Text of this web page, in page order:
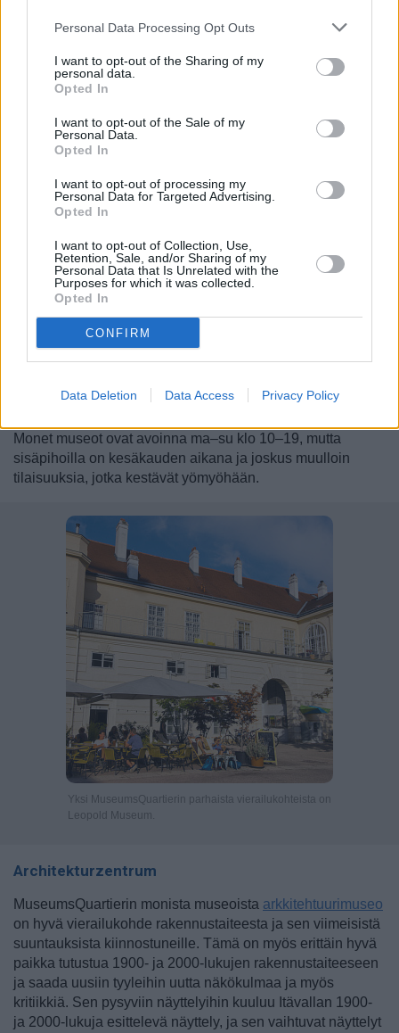
Personal Data Processing Opt Outs
I want to opt-out of the Sharing of my
personal data.
Opted In
I want to opt-out of the Sale of my
Personal Data.
Opted In
I want to opt-out of processing my
Personal Data for Targeted Advertising.
Opted In
I want to opt-out of Collection, Use,
Retention, Sale, and/or Sharing of my
Personal Data that Is Unrelated with the
Purposes for which it was collected.
Opted In
CONFIRM
Data Deletion Data Access Privacy Policy
MuseumsQuartierin monista museoista arkkitehtuurimuseo on hyvä
MuseumsQuartier
MuseumsQuartier[ kartalla] eli MQ onsisäpiha
, jolla
on kesäkauden aikana mukavaa tunnelmaa ja jossa
mihinkään sisään.
MuseumsQuartierin alueella on aina jotakin uutta, ja siellä
on ilmaisia vierailupaikkoja, kahviloita ja ulkonäyttelyitä, ja
siellä on myös tuoleja, joissa voi rentoutua.
MuseumsQuartier on erinomaisella paikalla, aivan kaikkein
tärkeimpien tienoiden vieressä, ja sen vierestä kulkee
kaupungin suurin ostoskatu ja sen vierestä kulkevat
joukkoliikennevälineet kaikkialle kaupunkiin.
Monet museot ovat avoinna ma–su klo 10–19, mutta
sisäpihoilla on kesäkauden aikana ja joskus muulloin
tilaisuuksia, jotka kestävät yömyöhään.
Yksi MuseumsQuartierin parhaista vierailukohteista on
Leopold Museum.
Architekturzentrum
MuseumsQuartierin monista museoista arkkitehtuurimuseo
on hyvä vierailukohde rakennustaiteesta ja sen viimeisistä
suuntauksista kiinnostuneille. Tämä on myös erittäin hyvä
paikka tutustua 1900- ja 2000-lukujen rakennustaiteeseen
ja saada uusiin tyyleihin uutta näkökulmaa ja myös
kritiikkiä. Sen pysyviin näyttelyihin kuuluu Itävallan 1900-
ja 2000-lukuja esittelevä näyttely, ja sen vaihtuvat näyttelyt